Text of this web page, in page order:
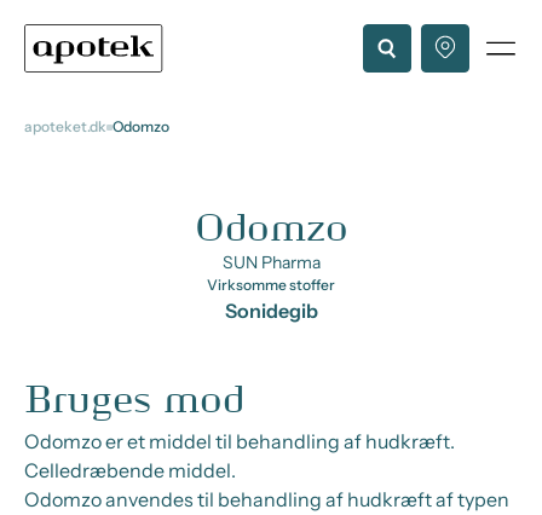
apoteket.dk Odomzo
Odomzo
SUN Pharma
Virksomme stoffer
Sonidegib
Bruges mod
Odomzo er et middel til behandling af hudkræft.
Celledræbende middel.
Odomzo anvendes til behandling af hudkræft af typen